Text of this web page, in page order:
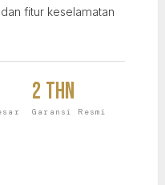
fitur keselamatan
2 Thn
Garansi Resmi